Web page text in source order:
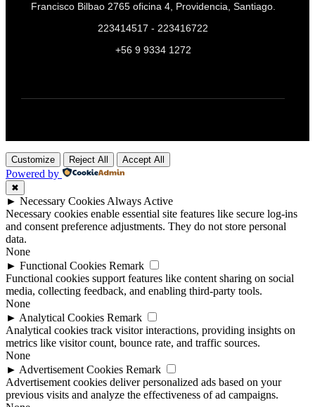
Francisco Bilbao 2765 oficina 4, Providencia, Santiago.
223414517 - 223416722
+56 9 9334 1272
Customize Reject All Accept All
Powered by
✖
► Necessary Cookies Always Active
Necessary cookies enable essential site features like secure log-ins
and consent preference adjustments. They do not store personal
data.
None
► Functional Cookies Remark
Functional cookies support features like content sharing on social
media, collecting feedback, and enabling third-party tools.
None
► Analytical Cookies Remark
Analytical cookies track visitor interactions, providing insights on
metrics like visitor count, bounce rate, and traffic sources.
None
► Advertisement Cookies Remark
Advertisement cookies deliver personalized ads based on your
previous visits and analyze the effectiveness of ad campaigns.